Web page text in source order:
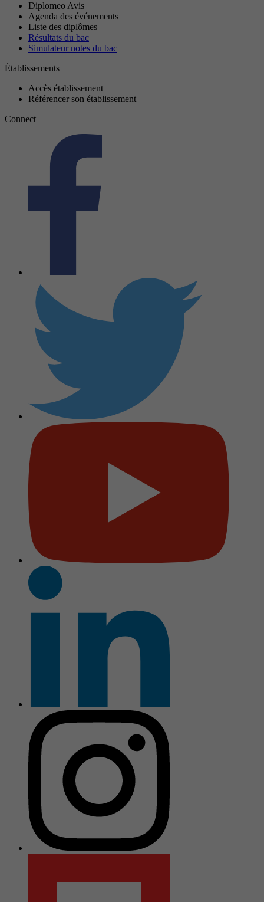
Diplomeo Avis
Agenda des événements
Liste des diplômes
Résultats du bac
Simulateur notes du bac
Établissements
Accès établissement
Référencer son établissement
Connect